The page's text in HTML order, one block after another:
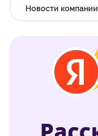
Новости компании